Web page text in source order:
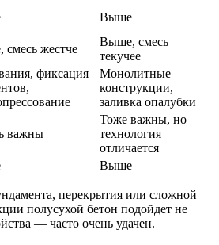
Выше
жестче
Выше, смесь
текучее
фиксация
Монолитные
конструкции,
заливка опалубки
важны
Тоже важны, но
технология
отличается
Выше
перекрытия или сложной
полусухой бетон подойдет не
— часто очень удачен.